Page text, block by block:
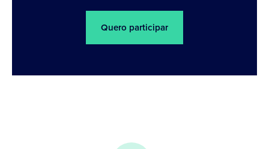
Quero participar